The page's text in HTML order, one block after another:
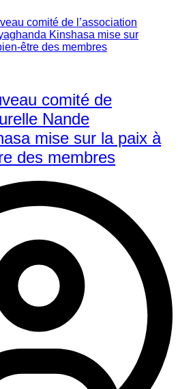
comité de
Nande
mise sur la paix à
des membres